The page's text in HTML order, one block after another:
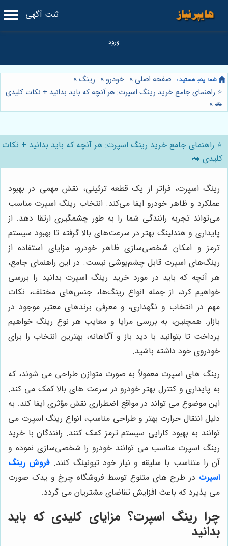
ثبت آگهی
صفحه اصلی » خودرو » رینگ»
⭐️ راهنمای جامع خرید رینگ اسپرت: هر آنچه که باید بدانید + نکات کلیدی
🚗
»
⭐️ راهنمای جامع خرید رینگ اسپرت: هر آنچه که باید بدانید + نکات
کلیدی 🚗
رینگ اسپرت، فراتر از یک قطعه تزئینی، نقش مهمی در بهبود
عملکرد و ظاهر خودرو ایفا می‌کند. انتخاب رینگ اسپرت مناسب
می‌تواند تجربه رانندگی شما را به طور چشمگیری ارتقا دهد. از
پایداری و هندلینگ بهتر در سرعت‌های بالا گرفته تا بهبود سیستم
ترمز و امکان شخصی‌سازی ظاهر خودرو، مزایای استفاده از
رینگ‌های اسپرت قابل چشم‌پوشی نیست. در این راهنمای جامع،
هر آنچه که باید در مورد خرید رینگ اسپرت بدانید را بررسی
خواهیم کرد، از جمله انواع رینگ‌ها، جنس‌های مختلف، نکات
مهم در انتخاب و نگهداری، و معرفی برندهای معتبر موجود در
بازار. همچنین، به بررسی مزایا و معایب هر نوع رینگ خواهیم
پرداخت تا بتوانید با دید باز و آگاهانه، بهترین انتخاب را برای
خودروی خود داشته باشید.
رینگ های اسپرت معمولاً به صورت متوازن طراحی می شوند، که
به پایداری و کنترل بهتر خودرو در سرعت های بالا کمک می کند.
این موضوع می تواند در مواقع اضطراری نقش مؤثری ایفا کند. به
دلیل انتقال حرارت بهتر و طراحی مناسب، انواع رینگ اسپرت می
توانند به بهبود کارایی سیستم ترمز کمک کنند. رانندگان با خرید
رینگ اسپرت مناسب می توانند خودرو را شخصی‌سازی نموده و
آن را متناسب با سلیقه و نیاز خود تیونینگ کنند. فروش رینگ
اسپرت در طرح های متنوع توسط فروشگاه چرخ و یدک صورت
می پذیرد که باعث افزایش تقاضای مشتریان می گردد.
چرا رینگ اسپرت؟ مزایای کلیدی که باید
بدانید